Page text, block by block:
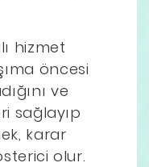
hizmet
öncesi
ve
sağlayıp
karar
olur.